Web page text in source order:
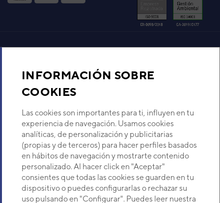
INFORMACIÓN SOBRE
COOKIES
Las cookies son importantes para ti, influyen en tu
experiencia de navegación. Usamos cookies
analíticas, de personalización y publicitarias
(propias y de terceros) para hacer perfiles basados
en hábitos de navegación y mostrarte contenido
personalizado. Al hacer click en "Aceptar"
consientes que todas las cookies se guarden en tu
dispositivo o puedes configurarlas o rechazar su
uso pulsando en "Configurar". Puedes leer nuestra
ASHA009GCGH
UNIDAD INTERIOR VRF
EEV ASYA009GCGH
Código: 3IVF2047-Ref. fabricante:
UI MURAL ASHA004 GCGH
EEV INT
Código:3IVG2045 -Ref. fabricante:
ASHA004GCGH
VER DETALLE
Sobre Nosotros
Descubre Eurofred
Dónde Estamos
¿Buscas un servicio técnico?